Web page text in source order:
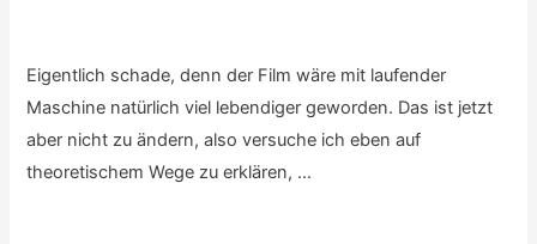
Eigentlich schade, denn der Film wäre mit laufender
Maschine natürlich viel lebendiger geworden. Das ist jetzt
aber nicht zu ändern, also versuche ich eben auf
theoretischem Wege zu erklären, …